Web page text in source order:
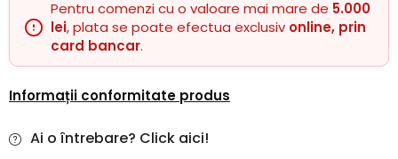
Pentru comenzi cu o valoare mai mare de 5.000
lei, plata se poate efectua exclusiv online, prin
card bancar.
Informații conformitate produs
Ai o întrebare? Click aici!